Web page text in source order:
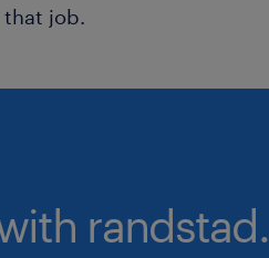
that job.
randstad.